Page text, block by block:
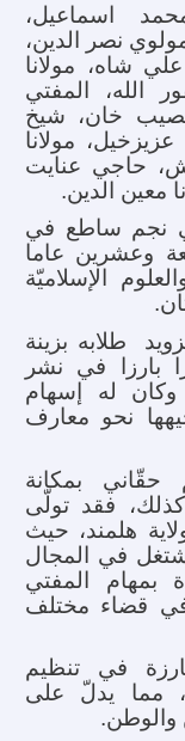
اسماعیل،
نصر الدین،
شاه، مولانا
الله، المفتي
نصیب خان، شیخ
مولانا
حاجي عنایت
معین الدین.
نجم ساطع في
وعشرین عاما
الإسلامیّة
طلابه بزینة
بارزا في نشر
وکان له إسهام
نحو معارف
بمکانة
فقد تولّی
هلمند، حیث
في المجال
بمهام المفتي
في قضاء مختلف
في تنظیم
مما یدلّ علی
والوطن.